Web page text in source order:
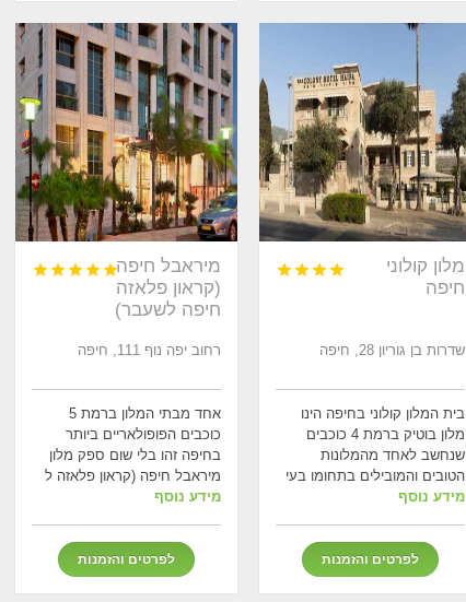
מלון קולוני
חיפה




שדרות בן גוריון 28, חיפה
בית המלון קולוני בחיפה הינו
מלון בוטיק ברמת 4 כוכבים
שנחשב לאחד מהמלונות
הטובים והמובילים בתחומו בעי
מידע נוסף
לפרטים והזמנות
מיראבל חיפה
(קראון פלאזה
חיפה לשעבר)





רחוב יפה נוף 111, חיפה
אחד מבתי המלון ברמת 5
כוכבים הפופולאריים ביותר
בחיפה זהו בלי שום ספק מלון
מיראבל חיפה (קראון פלאזה ל
מידע נוסף
לפרטים והזמנות